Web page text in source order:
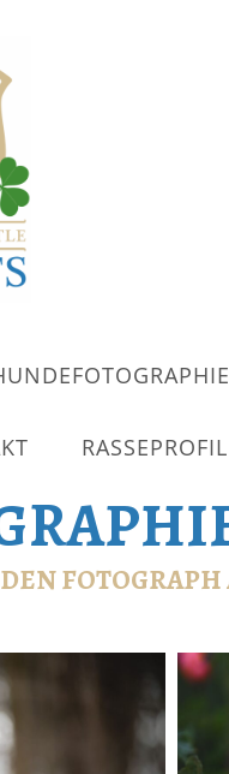
RASSEPROFIL
FOTOGRAPH